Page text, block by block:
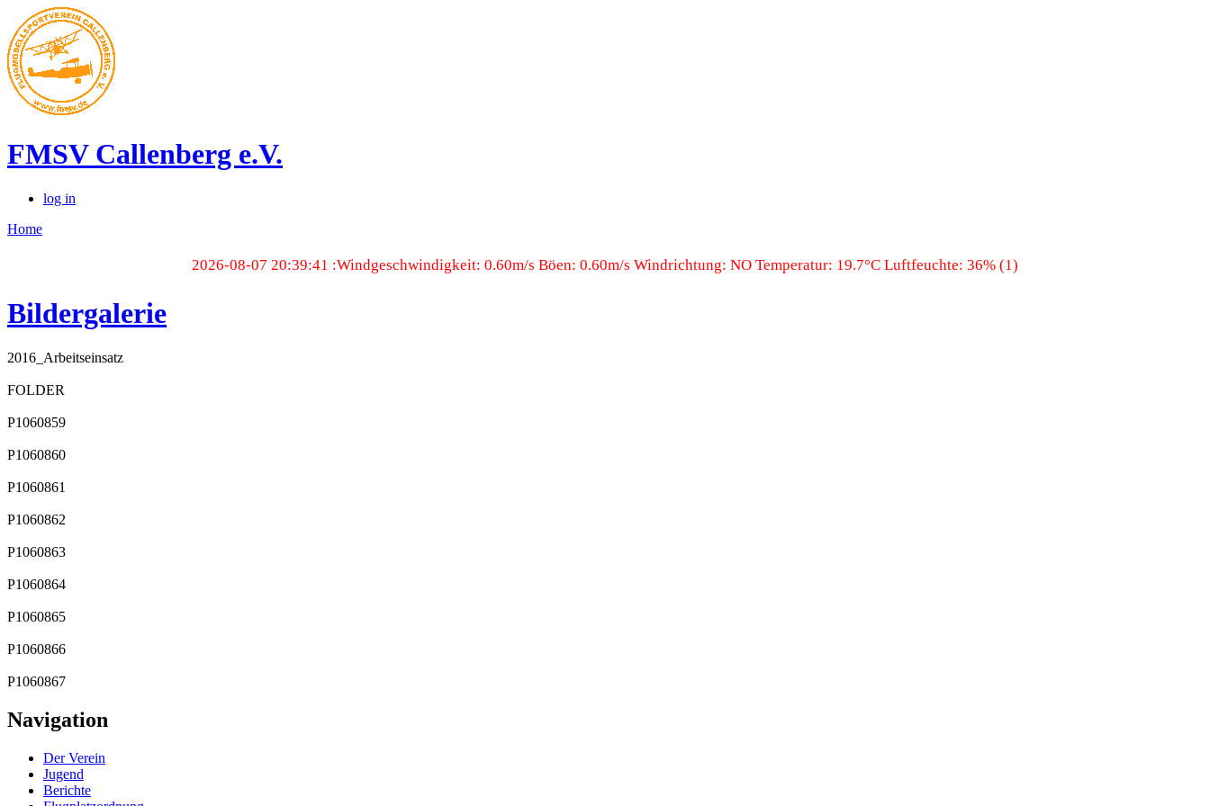
FMSV Callenberg e.V.
log in
Home
2026-08-07 20:39:41 :Windgeschwindigkeit: 0.60m/s Böen: 0.60m/s Windrichtung: NO Temperatur: 19.7°C Luftfeuchte: 36% (1)
Bildergalerie
2016_Arbeitseinsatz
FOLDER
P1060859
P1060860
P1060861
P1060862
P1060863
P1060864
P1060865
P1060866
P1060867
Navigation
Der Verein
Jugend
Berichte